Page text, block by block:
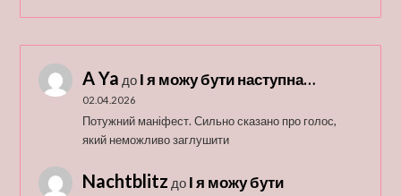
A Ya до І я можу бути наступна…
02.04.2026
Потужний маніфест. Сильно сказано про голос,
який неможливо заглушити
Nachtblitz до І я можу бути